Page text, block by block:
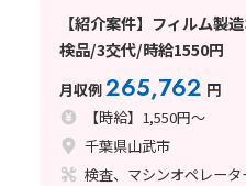
【紹介案件】フィルム製
検品/3交代/時給1550円
月収例265,762 円
【時給】1,550円～
千葉県山武市
検査、マシンオペレー